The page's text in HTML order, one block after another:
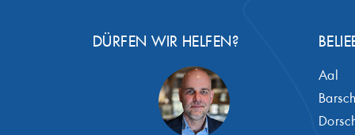
DÜRFEN WIR HELFEN?
Aal